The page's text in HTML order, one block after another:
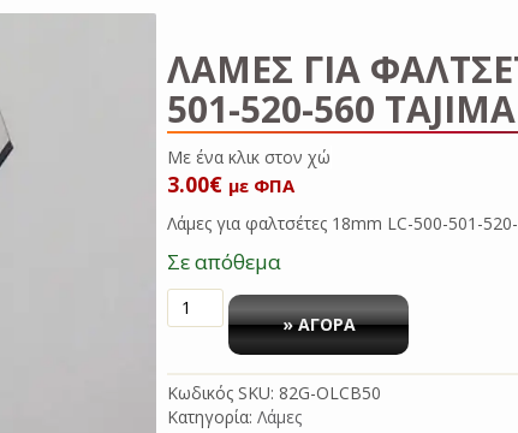
ΛΑΜΕΣ ΓΙΑ
501-520-560 TAJIMA
Με ένα κλικ σ
3.00€ με ΦΠΑ
Λάμες για φαλτσέτες 18mm LC-500-501-
Σε απόθεμα
ΛΑΜΕΣ
ΓΙΑ
ΦΑΛΤΣΕΤΕΣ
18mm
LC-
500-
» ΑΓΟΡΑ
Κωδικός SKU: 82G-OLCB50
Κατηγορία:Λάμες